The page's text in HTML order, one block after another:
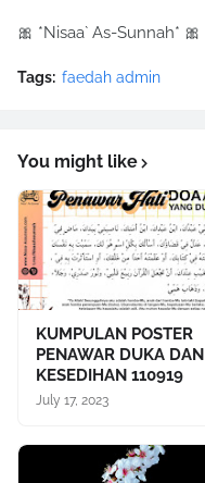
🎀 *Nisaa` As-Sunnah* 🎀
Tags: faedah admin
You might like
KUMPULAN POSTER
PENAWAR DUKA DAN
KESEDIHAN 110919
July 17, 2023